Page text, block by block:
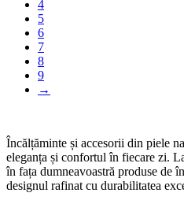
4
5
6
7
8
9
→
Încălțăminte și accesorii din piele
eleganța și confortul în fiecare zi.
în fața dumneavoastră produse de
designul rafinat cu durabilitatea